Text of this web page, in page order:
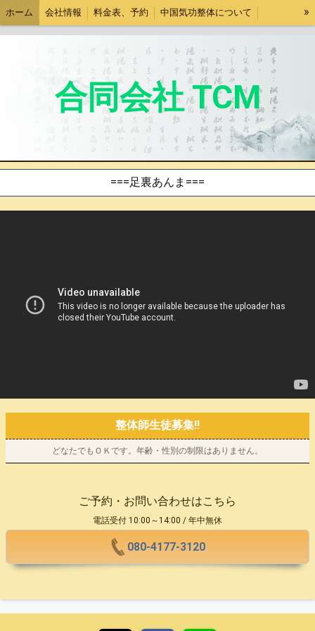
ホーム 会社情報 料金表、予約 中国気功整体について
新宿中国気功整体師育成教室 整体師育成案内
»
合同会社 TCM
===足裏あんま===
整体師生徒募集!!
どなたでもＯＫです。年齢・性別の制限はありません。
ご予約・お問い合わせはこちら
電話受付 10:00～14:00 / 年中無休
080-4177-3120